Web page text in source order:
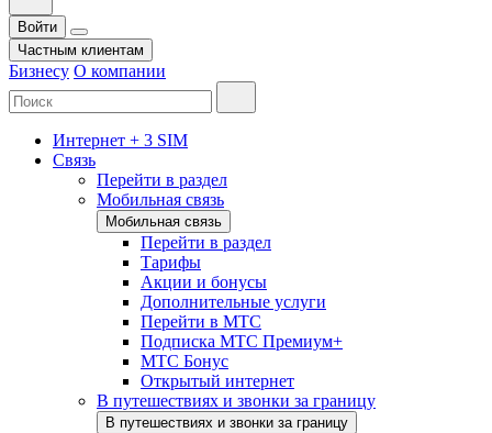
Войти
Частным клиентам
Бизнесу О компании
Интернет + 3 SIM
Связь
Перейти в раздел
Мобильная связь
Мобильная связь
Перейти в раздел
Тарифы
Акции и бонусы
Дополнительные услуги
Перейти в МТС
Подписка МТС Премиум+
МТС Бонус
Открытый интернет
В путешествиях и звонки за границу
В путешествиях и звонки за границу